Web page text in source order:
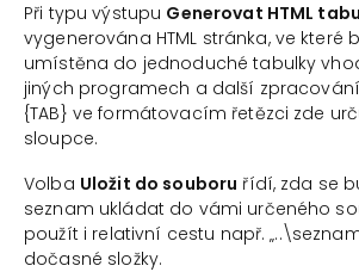
Při typu výstupu Generovat HTML
vygenerována HTML stránka, ve které
umístěna do jednoduché tabulky
jiných programech a další
{TAB} ve formátovacím řetězci zde
sloupce.
Volba Uložit do souboru řídí, zda se
seznam ukládat do vámi určeného
použít i relativní cestu např.
dočasné složky.